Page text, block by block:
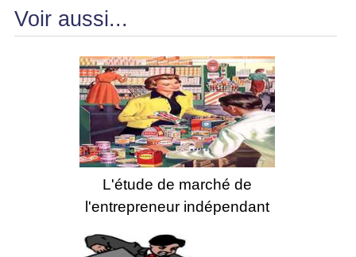
Voir aussi...
L'étude de marché de
l'entrepreneur indépendant